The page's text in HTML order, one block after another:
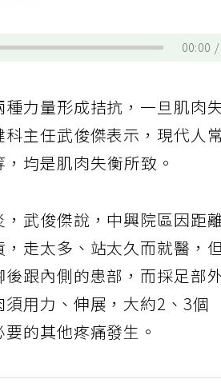
00:00
力量形成拮抗，一旦肌肉
主任武俊傑表示，現代人常
，均是肌肉失衡所致。
武俊傑說，中興院區因距
走太多、站太久而就醫，
跟內側的患部，而採足部
用力、伸展，大約2、3個
的其他疼痛發生。